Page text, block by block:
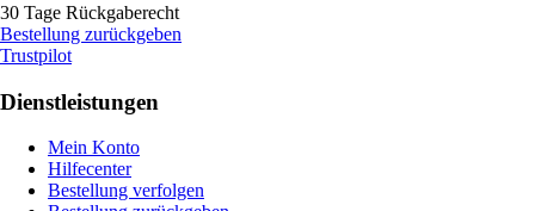
30 Tage Rückgaberecht
Bestellung zurückgeben
Trustpilot
Dienstleistungen
Mein Konto
Hilfecenter
Bestellung verfolgen